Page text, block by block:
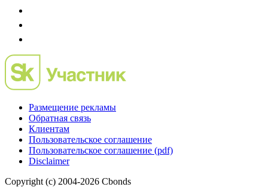
Размещение рекламы
Обратная связь
Клиентам
Пользовательское соглашение
Пользовательское соглашение (pdf)
Disclaimer
Copyright (c) 2004-2026 Cbonds